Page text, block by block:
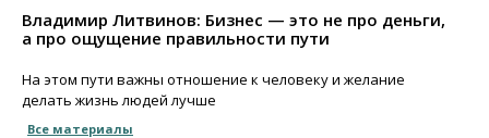
Владимир Литвинов: Бизнес — это не про деньги,
а про ощущение правильности пути
На этом пути важны отношение к человеку и желание
делать жизнь людей лучше
Все материалы